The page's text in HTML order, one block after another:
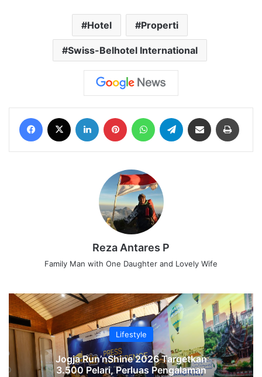
Hotel Properti
Swiss-Belhotel International
Facebook LinkedIn Pinterest WhatsAppTelegram Share via Email
Reza Antares P
Family Man with One Daughter and Lovely Wife
Lifestyle
Jogja Run’nShine 2026 Targetkan
3.500 Pelari, Perluas Pengalaman